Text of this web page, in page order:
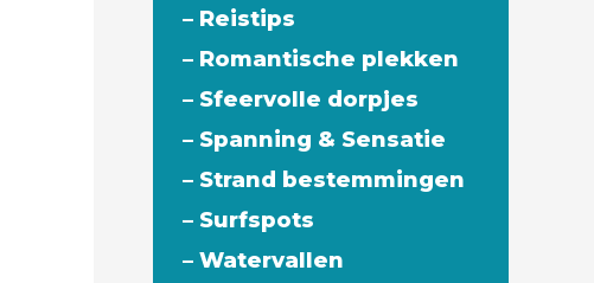
– Reistips
– Romantische plekken
– Sfeervolle dorpjes
– Spanning & Sensatie
– Strand bestemmingen
– Surfspots
– Watervallen